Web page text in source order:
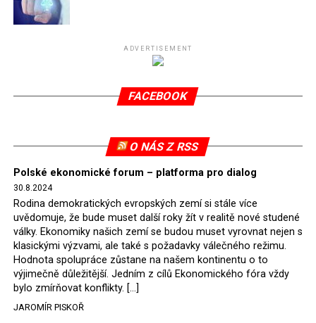
Připomeňme, že ukončení těžby hnědého uhlí pro
(SDEU) v souvislosti se stížnostmi českých samospráv
verdiktem španělské soudkyně Rosario Silva de Lapureta
tomuto rozhodnutí nevyhověla, proto na žádost
2022, než byl tento případ z důvodu uzavření dohody
Polska s Českou republikou o odstranění příčin sporu o
důl Turów vymazán z rejstříku tribunálu. Celkem si
Polsko nechalo z přiznaných evropských fondů odečíst
asi 70 milionů eur na pokutách a 45 milionů eur
zaplatilo jako odškodnění České republice – ale jak důl,
tak elektrárna nadále fungovaly. Už tehdy zástupci
tehdejší opozice a dnes vládnoucí koalice, jako
místopředseda Občanské platformy (PO) Rafał
ADVERTISEMENT
FACEBOOK
O NÁS Z RSS
Polské ekonomické forum – platforma pro dialog
30.8.2024
Rodina demokratických evropských zemí si stále více
uvědomuje, že bude muset další roky žít v realitě nové studené
války. Ekonomiky našich zemí se budou muset vyrovnat nejen s
klasickými výzvami, ale také s požadavky válečného režimu.
Hodnota spolupráce zůstane na našem kontinentu o to
výjimečně důležitější. Jedním z cílů Ekonomického fóra vždy
bylo zmírňovat konflikty. […]
JAROMÍR PISKOŘ